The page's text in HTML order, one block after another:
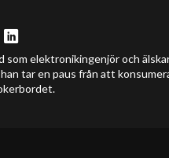
som elektronikingenjör och
tar en paus från att